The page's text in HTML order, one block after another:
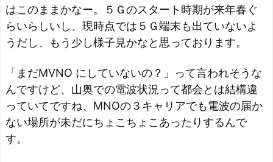
はこのままかなー。５Ｇのスタート時期が来年春ぐ
らいらしいし、現時点では５Ｇ端末も出ていないよ
うだし、もう少し様子見かなと思っております。
「まだMVNO にしていないの？」って言われそうな
んですけど、山奥での電波状況って都会とは結構違
っていてですね、MNOの３キャリアでも電波の届か
ない場所が未だにちょこちょこあったりするんで
す。